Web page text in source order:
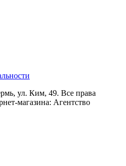
ул. Ким, 49. Все права
магазина: Агентство